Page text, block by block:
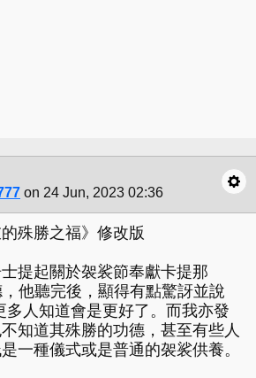
on 24 Jun, 2023 02:36
殊勝之福》修改版
提起關於袈裟節奉獻卡提那
他聽完後，顯得有點驚訝並說
多人知道會是更好了。而我亦發
知道其殊勝的功德，甚至有些人
一種儀式或是普通的袈裟供養。